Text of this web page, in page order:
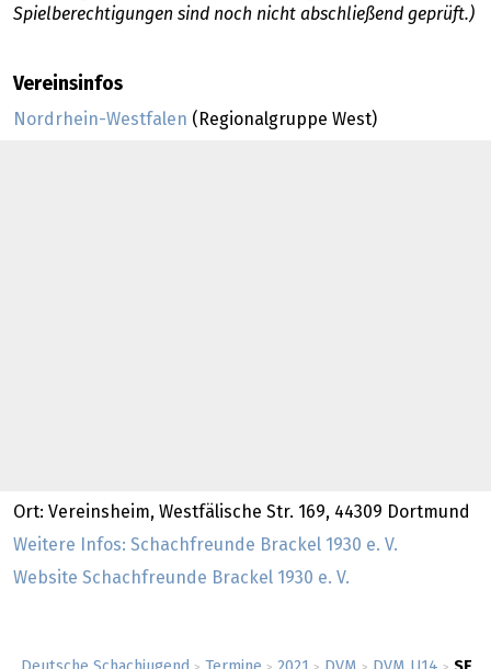
Spielberechtigungen sind noch nicht abschließend geprüft.)
Vereinsinfos
Nordrhein-Westfalen (Regionalgruppe West)
Ort: Vereinsheim, Westfälische Str. 169, 44309 Dortmund
Weitere Infos: Schachfreunde Brackel 1930 e. V.
Website Schachfreunde Brackel 1930 e. V.